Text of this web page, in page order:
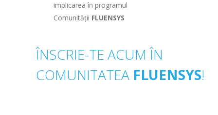
implicarea în programul
Comunității FLUENSYS
ÎNSCRIE-TE ACUM ÎN
COMUNITATEA FLUENSYS!